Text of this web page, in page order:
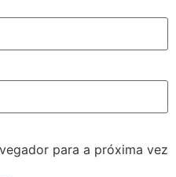
para a próxima vez